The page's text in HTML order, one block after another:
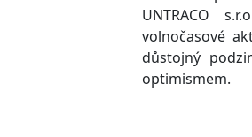
UNTRACO
volnočasové
důstojný
optimismem.